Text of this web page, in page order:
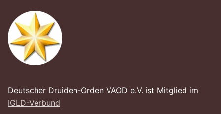
Deutscher Druiden-Orden VAOD e.V. ist Mitglied im
IGLD-Verbund